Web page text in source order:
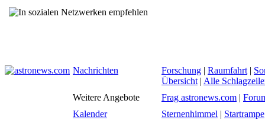
Nachrichten Forschung | Raumfahrt |
Übersicht | Alle
Weitere Angebote
Frag astronews.com |
Kalender
Sternenhimmel | Startrampe